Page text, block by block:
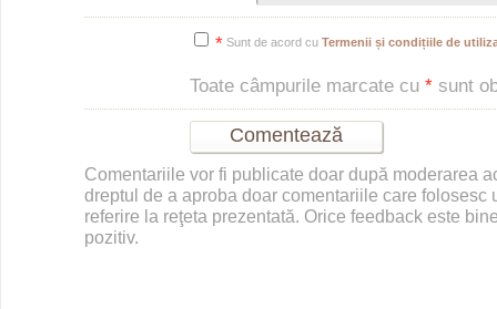
* Sunt de acord cu Termenii și condițiile de
Toate câmpurile marcate cu * sunt
Comentariile vor fi publicate doar după moderarea
dreptul de a aproba doar comentariile care folosesc
referire la reţeta prezentată. Orice feedback este
pozitiv.